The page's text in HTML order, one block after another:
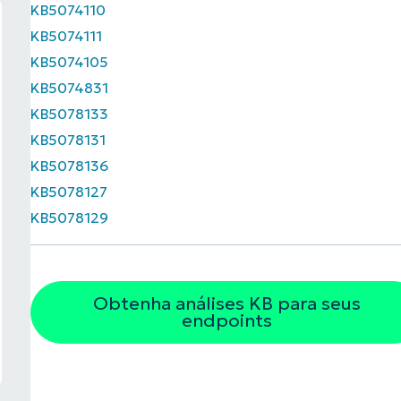
KB5074110
KB5074111
KB5074105
KB5074831
KB5078133
KB5078131
KB5078136
KB5078127
KB5078129
Obtenha análises KB para seus
endpoints